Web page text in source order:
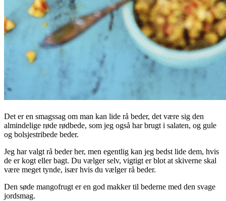
Det er en smagssag om man kan lide rå beder, det være sig den
almindelige røde rødbede, som jeg også har brugt i salaten, og gule
og bolsjestribede beder.
Jeg har valgt rå beder her, men egentlig kan jeg bedst lide dem, hvis
de er kogt eller bagt. Du vælger selv, vigtigt er blot at skiverne skal
være meget tynde, især hvis du vælger rå beder.
Den søde mangofrugt er en god makker til bederne med den svage
jordsmag.